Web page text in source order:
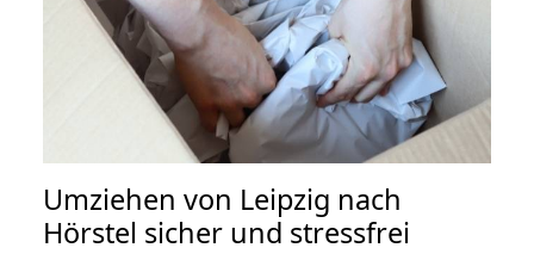
Umziehen von Leipzig nach
Hörstel sicher und stressfrei